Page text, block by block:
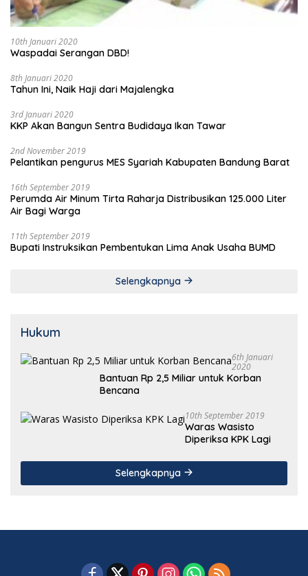
10th Januari 2020
Waspadai Serangan DBD!
8th Januari 2020
Tahun Ini, Naik Haji dari Majalengka
3rd Januari 2020
KKP Akan Bangun Sentra Budidaya Ikan Tawar
2nd November 2019
Pelantikan pengurus MES Syariah Kabupaten Bandung Barat
16th September 2019
Perumda Air Minum Tirta Raharja Distribusikan 125.000 Liter
Air Bagi Warga
11th September 2019
Bupati Instruksikan Pembentukan Lima Anak Usaha BUMD
Selengkapnya
Hukum
6th Januari
2020
Bantuan Rp 2,5 Miliar untuk Korban
Bencana
10th September 2019
Waras Wasisto
Diperiksa KPK Lagi
Selengkapnya